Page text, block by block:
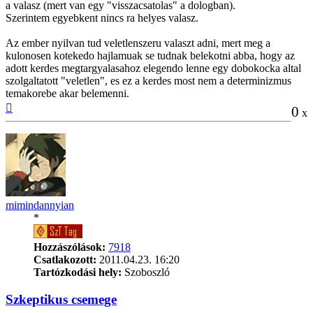
a valasz (mert van egy "visszacsatolas" a dologban).
Szerintem egyebkent nincs ra helyes valasz.
Az ember nyilvan tud veletlenszeru valaszt adni, mert meg a
kulonosen kotekedo hajlamuak se tudnak belekotni abba, hogy az
adott kerdes megtargyalasahoz elegendo lenne egy dobokocka altal
szolgaltatott "veletlen", es ez a kerdes most nem a determinizmus
temakorebe akar belemenni.
0 x
mimindannyian
*
Hozzászólások: 7918
Csatlakozott: 2011.04.23. 16:20
Tartózkodási hely: Szoboszló
Szkeptikus csemege